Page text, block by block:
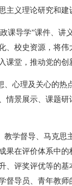
主义理论研究和
课导学”课件、
、校史资源，将
课堂，推动党的
、心理及关心的
情景展示、课题
教学督导、马克
果在评价体系中
、评奖评优等的
督导员、青年教师